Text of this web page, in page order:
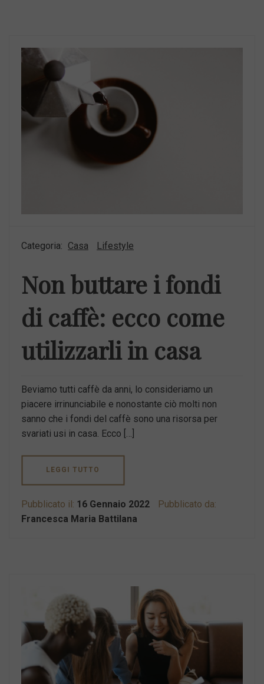
Categoria: Casa Lifestyle
Non buttare i fondi
di caffè: ecco come
utilizzarli in casa
Beviamo tutti caffè da anni, lo consideriamo un
piacere irrinunciabile e nonostante ciò molti non
sanno che i fondi del caffè sono una risorsa per
svariati usi in casa. Ecco […]
LEGGI TUTTO
Pubblicato il: 16 Gennaio 2022
Pubblicato da:
Francesca Maria Battilana